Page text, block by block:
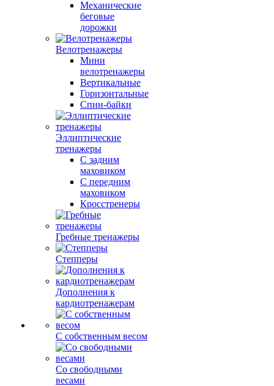
Механические
беговые
дорожки
Велотренажеры
Мини
велотренажеры
Вертикальные
Горизонтальные
Спин-байки
Эллиптические
тренажеры
С задним
маховиком
С передним
маховиком
Кросстренеры
Гребные тренажеры
Степперы
Дополнения к
кардиотренажерам
С собственным весом
Со свободными
весами